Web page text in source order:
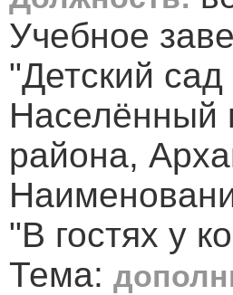
Учебное
"Детский
Населённый
района,
"В гостях у
Тема: